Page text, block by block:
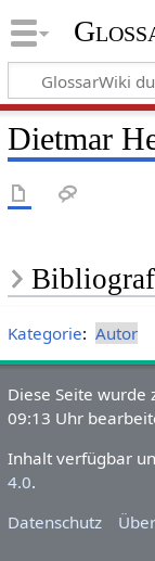
Dietmar
Kategorie: Autor
Diese Seite wurde
09:13 Uhr
Inhalt verfügbar
4.0.
Datenschutz